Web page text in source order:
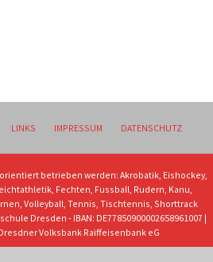
LINKS IMPRESSUM DATENSCHUTZ
betrieben werden: Akrobatik, Eishockey,
Fechten, Fussball, Rudern, Kanu,
Volleyball, Tennis, Tischtennis, Shorttrack
Dresden - IBAN: DE77850900002658961007 |
Dresdner Volksbank Raiffeisenbank eG